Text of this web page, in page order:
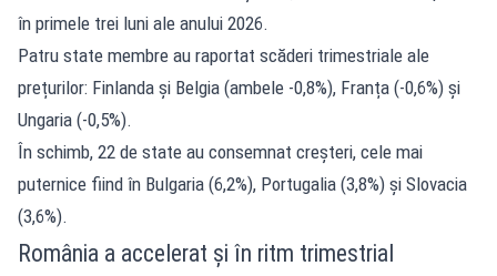
în primele trei luni ale anului 2026.
Patru state membre au raportat scăderi trimestriale ale
prețurilor: Finlanda și Belgia (ambele -0,8%), Franța (-0,6%) și
Ungaria (-0,5%).
În schimb, 22 de state au consemnat creșteri, cele mai
puternice fiind în Bulgaria (6,2%), Portugalia (3,8%) și Slovacia
(3,6%).
România a accelerat și în ritm trimestrial